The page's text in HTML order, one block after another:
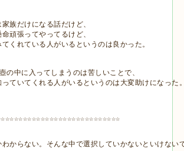
族だけになる話だけど、
頑張ってやってるけど、
くれている人がいるというのは良かった。
の中に入ってしまうのは苦しいことで、
ていてくれる人がいるというのは大変助けになった
からない。そんな中で選択していかないといけない